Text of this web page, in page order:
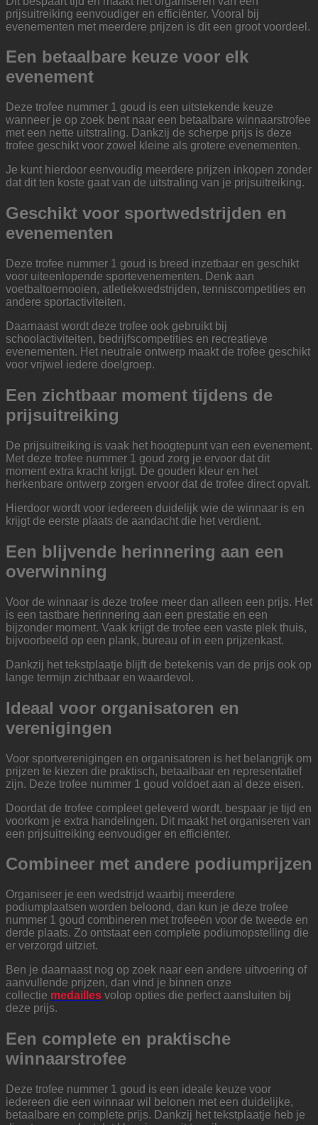
prijsuitreiking eenvoudiger en efficiënter. Vooral bij
evenementen met meerdere prijzen is dit een groot voordeel.
Een betaalbare keuze voor elk
evenement
Deze trofee nummer 1 goud is een uitstekende keuze
wanneer je op zoek bent naar een betaalbare winnaarstrofee
met een nette uitstraling. Dankzij de scherpe prijs is deze
trofee geschikt voor zowel kleine als grotere evenementen.
Je kunt hierdoor eenvoudig meerdere prijzen inkopen zonder
dat dit ten koste gaat van de uitstraling van je prijsuitreiking.
Geschikt voor sportwedstrijden en
evenementen
Deze trofee nummer 1 goud is breed inzetbaar en geschikt
voor uiteenlopende sportevenementen. Denk aan
voetbaltoernooien, atletiekwedstrijden, tenniscompetities en
andere sportactiviteiten.
Daarnaast wordt deze trofee ook gebruikt bij
schoolactiviteiten, bedrijfscompetities en recreatieve
evenementen. Het neutrale ontwerp maakt de trofee geschikt
voor vrijwel iedere doelgroep.
Een zichtbaar moment tijdens de
prijsuitreiking
De prijsuitreiking is vaak het hoogtepunt van een evenement.
Met deze trofee nummer 1 goud zorg je ervoor dat dit
moment extra kracht krijgt. De gouden kleur en het
herkenbare ontwerp zorgen ervoor dat de trofee direct opvalt.
Hierdoor wordt voor iedereen duidelijk wie de winnaar is en
krijgt de eerste plaats de aandacht die het verdient.
Een blijvende herinnering aan een
overwinning
Voor de winnaar is deze trofee meer dan alleen een prijs. Het
is een tastbare herinnering aan een prestatie en een
bijzonder moment. Vaak krijgt de trofee een vaste plek thuis,
bijvoorbeeld op een plank, bureau of in een prijzenkast.
Dankzij het tekstplaatje blijft de betekenis van de prijs ook op
lange termijn zichtbaar en waardevol.
Ideaal voor organisatoren en
verenigingen
Voor sportverenigingen en organisatoren is het belangrijk om
prijzen te kiezen die praktisch, betaalbaar en representatief
zijn. Deze trofee nummer 1 goud voldoet aan al deze eisen.
Doordat de trofee compleet geleverd wordt, bespaar je tijd en
voorkom je extra handelingen. Dit maakt het organiseren van
een prijsuitreiking eenvoudiger en efficiënter.
Combineer met andere podiumprijzen
Organiseer je een wedstrijd waarbij meerdere
podiumplaatsen worden beloond, dan kun je deze trofee
nummer 1 goud combineren met trofeeën voor de tweede en
derde plaats. Zo ontstaat een complete podiumopstelling die
er verzorgd uitziet.
Ben je daarnaast nog op zoek naar een andere uitvoering of
aanvullende prijzen, dan vind je binnen onze
collectie medailles volop opties die perfect aansluiten bij
deze prijs.
Een complete en praktische
winnaarstrofee
Deze trofee nummer 1 goud is een ideale keuze voor
iedereen die een winnaar wil belonen met een duidelijke,
betaalbare en complete prijs. Dankzij het tekstplaatje heb je